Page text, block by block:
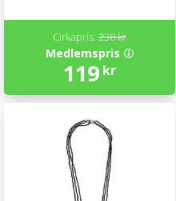
Medlemspris
119 kr
Cirkapris: 238 kr